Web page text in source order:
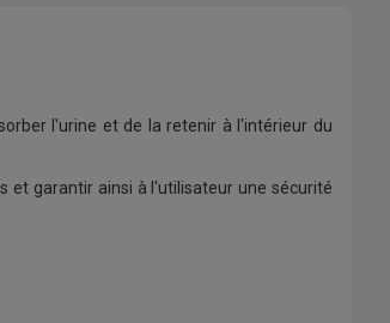
l'urine et de la retenir à l'intérieur du
et garantir ainsi à l'utilisateur une sécurité